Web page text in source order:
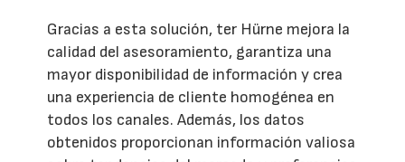
Gracias a esta solución, ter Hürne mejora la
calidad del asesoramiento, garantiza una
mayor disponibilidad de información y crea
una experiencia de cliente homogénea en
todos los canales. Además, los datos
obtenidos proporcionan información valiosa